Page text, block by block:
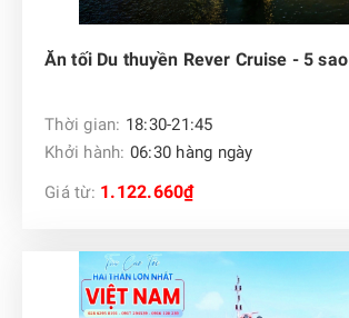
Ăn tối Du thuyền Rever Cruise - 5 sao
Thời gian: 18:30-21:45
Khởi hành: 06:30 hàng ngày
Giá từ: 1.122.660₫